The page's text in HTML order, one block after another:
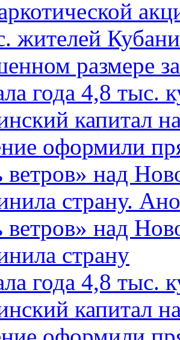
жителей
размере
года 4,8 тыс.
капитал
оформили
над
страну.
над
страну
года 4,8 тыс.
капитал